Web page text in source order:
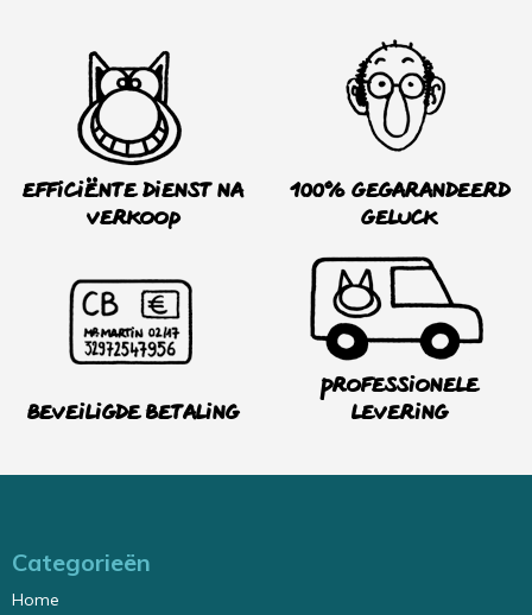
Efficiënte dienst na
verkoop
100% Gegarandeerd
Geluck
Beveiligde betaling
Professionele
levering
Categorieën
Home